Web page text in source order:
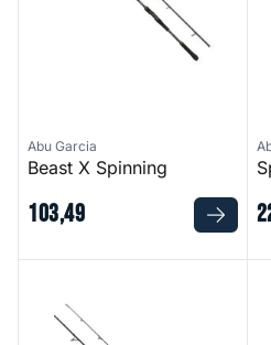
Abu Garcia
Beast X Spinning
103,49